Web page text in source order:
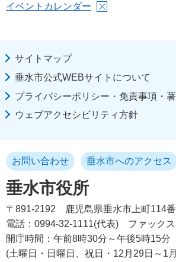
イベントカレンダー
サイトマップ
垂水市公式WEBサイトについて
プライバシーポリシー・免責事項・
ウェブアクセシビリティ方針
垂水市役所
お問い合わせ 垂水市へのアクセス
〒891-2192
鹿児島県垂水市上町114
電話：0994-32-1111(代表)
ファック
開庁時間：午前8時30分～午後5時15分
(土曜日・日曜日、祝日・12月29日～1